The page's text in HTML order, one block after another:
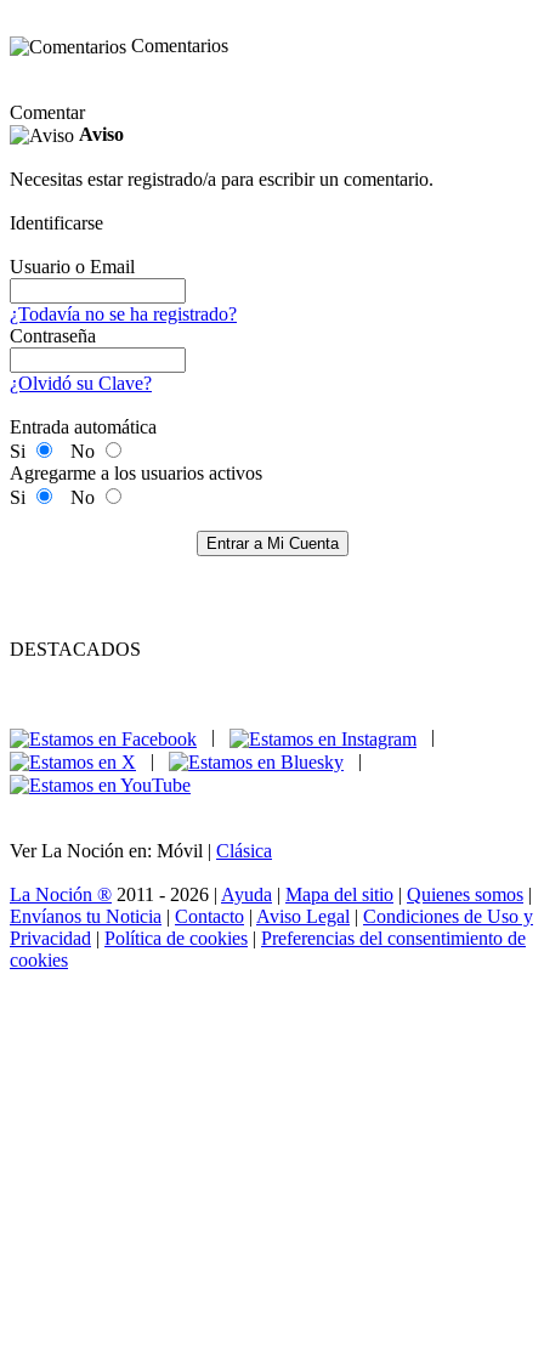
Comentarios
Comentar
Aviso
Necesitas estar registrado/a para escribir un comentario.
Identificarse
Usuario o Email
¿Todavía no se ha registrado?
Contraseña
¿Olvidó su Clave?
Entrada automática
Si
No
Agregarme a los usuarios activos
Si
No
Entrar a Mi Cuenta
DESTACADOS
|
|
Ver La Noción en: Móvil | Clásica
La Noción ® 2011 - 2026 | Ayuda | Mapa del sitio | Quienes somos |
Envíanos tu Noticia | Contacto | Aviso Legal | Condiciones de Uso y
Privacidad | Política de cookies | Preferencias del consentimiento de
cookies